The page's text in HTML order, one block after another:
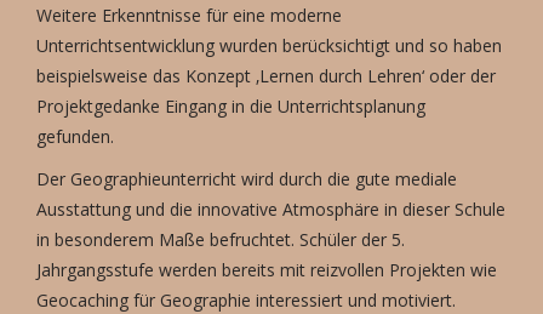
Weitere Erkenntnisse für eine moderne
Unterrichtsentwicklung wurden berücksichtigt und so haben
beispielsweise das Konzept ‚Lernen durch Lehren‘ oder der
Projektgedanke Eingang in die Unterrichtsplanung
gefunden.
Der Geographieunterricht wird durch die gute mediale
Ausstattung und die innovative Atmosphäre in dieser Schule
in besonderem Maße befruchtet. Schüler der 5.
Jahrgangsstufe werden bereits mit reizvollen Projekten wie
Geocaching für Geographie interessiert und motiviert.